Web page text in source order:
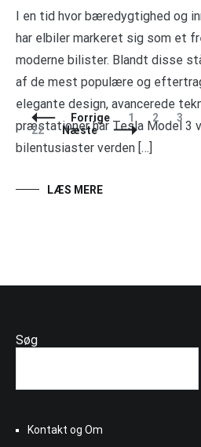
I en tid hvor bæredygtighed og
har elbiler markeret sig som et
moderne bilister. Blandt disse
af de mest populære og
elegante design, avancerede
præstationer har Tesla Model 3
bilentusiaster verden […]
LÆS MERE
Indlægsnavigation
Forrige Side
1 Side
2 Side
3
22
Næste
Søg
Kontakt og Om